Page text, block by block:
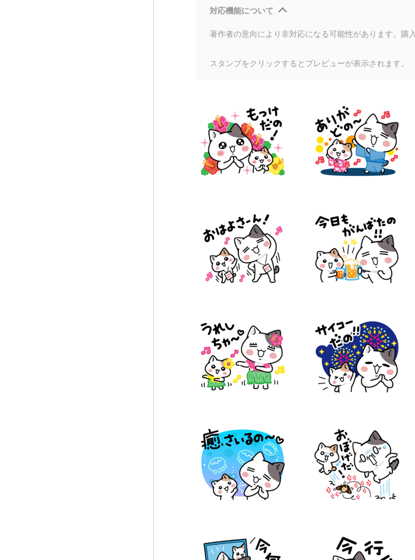
対応機能について
著作者の意向により非対応になる可能性があります。購
スタンプをクリックするとプレビューが表示されます。